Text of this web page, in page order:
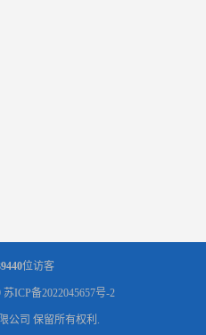
位访客
苏ICP备2022045657号-2
公司 保留所有权利.